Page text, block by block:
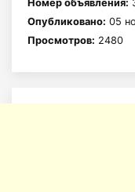
Номер объявления:
Опубликовано: 05
Просмотров: 2480